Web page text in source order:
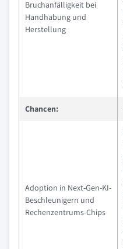
Bruchanfälligkeit bei
Handhabung und
Herstellung
Chancen:
Adoption in Next-Gen-KI-
Beschleunigern und
Rechenzentrums-Chips